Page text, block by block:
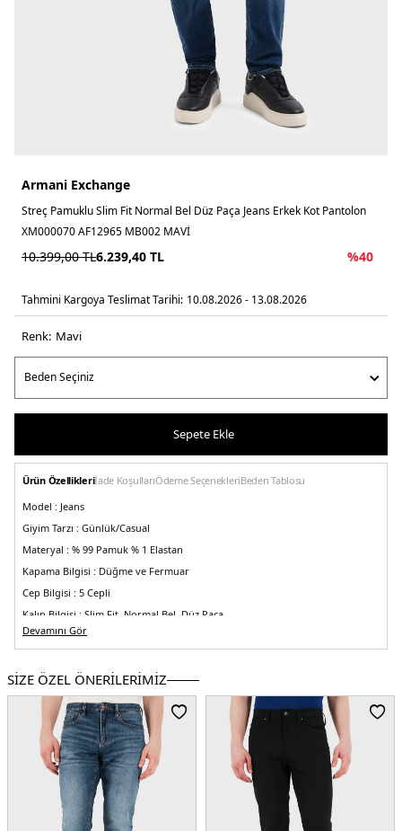
Armani Exchange
Streç Pamuklu Slim Fit Normal Bel Düz Paça Jeans Erkek Kot Pantolon
XM000070 AF12965 MB002 MAVİ
10.399,00TL6.239,40 TL %40
Tahmini Kargoya Teslimat Tarihi: 10.08.2026 - 13.08.2026
Renk: mavi̇
Sepete Ekle
Ürün Özellikleriİade KoşullarıÖdeme SeçenekleriBeden Tablosu
Model : Jeans
Giyim Tarzı : Günlük/Casual
Materyal : % 99 Pamuk % 1 Elastan
Kapama Bilgisi : Düğme ve Fermuar
Cep Bilgisi : 5 Cepli
Kalıp Bilgisi : Slim Fit, Normal Bel, Düz Paça
Üretim Yeri :Kamboçya
5DY1XM000070AF12965MB002.42
Devamını Gör
SİZE ÖZEL ÖNERİLERİMİZ